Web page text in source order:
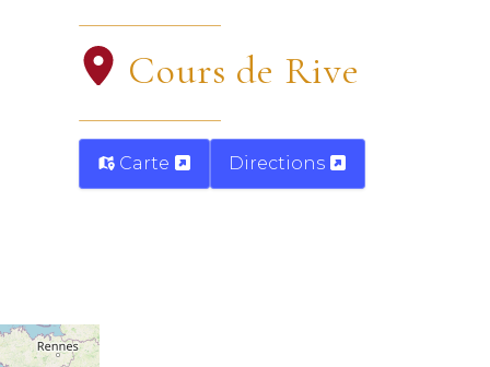
Cours de Rive
Carte Directions